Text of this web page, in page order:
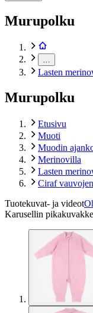
Murupolku
Lasten
Murupolku
Etusivu
Muoti
Muodin
Merinovilla
Lasten
Ciraf
Tuotekuvat- ja videot
Karusellin